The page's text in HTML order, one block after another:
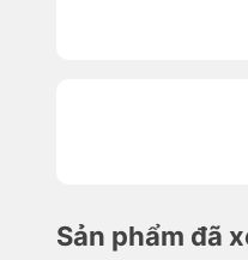
muỗi bay vào vùng
Sản phẩm đã